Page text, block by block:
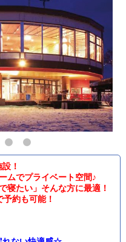
！
ムでプライベート空間♪
寝たい」そんな方に最適！
約も可能！